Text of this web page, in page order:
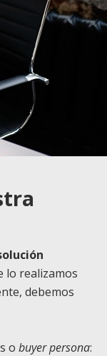
lo realizamos
debemos
o buyer persona: